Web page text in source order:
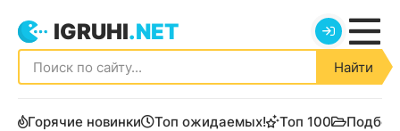
IGRUHI.NET
Найти
Горячие новинки Топ ожидаемых! Топ 100